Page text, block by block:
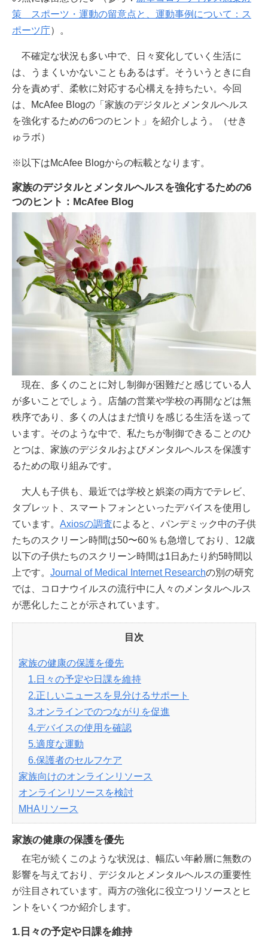
策 スポーツ・運動の留意点と、運動事例について：ス
ポーツ庁）。
不確定な状況も多い中で、日々変化していく生活に
は、うまくいかないこともあるはず。そういうときに自
分を責めず、柔軟に対応する心構えを持ちたい。今回
は、McAfee Blogの「家族のデジタルとメンタルヘルス
を強化するための6つのヒント」を紹介しよう。（せき
ゅラボ）
※以下はMcAfee Blogからの転載となります。
家族のデジタルとメンタルヘルスを強化するための6
つのヒント：McAfee Blog
現在、多くのことに対し制御が困難だと感じている人
が多いことでしょう。店舗の営業や学校の再開などは無
秩序であり、多くの人はまだ憤りを感じる生活を送って
います。そのような中で、私たちが制御できることのひ
とつは、家族のデジタルおよびメンタルヘルスを保護す
るための取り組みです。
大人も子供も、最近では学校と娯楽の両方でテレビ、
タブレット、スマートフォンといったデバイスを使用し
ています。 Axiosの調査によると、パンデミック中の子供
たちのスクリーン時間は50〜60％も急増しており、12歳
以下の子供たちのスクリーン時間は1日あたり約5時間以
上です。 Journal of Medical Internet Researchの別の研究
では、コロナウイルスの流行中に人々のメンタルヘルス
が悪化したことが示されています。
目次
家族の健康の保護を優先
1.日々の予定や日課を維持
2.正しいニュースを見分けるサポート
3.オンラインでのつながりを促進
4.デバイスの使用を確認
5.適度な運動
6.保護者のセルフケア
家族向けのオンラインリソース
オンラインリソースを検討
MHAリソース
家族の健康の保護を優先
在宅が続くこのような状況は、幅広い年齢層に無数の
影響を与えており、デジタルとメンタルヘルスの重要性
が注目されています。両方の強化に役立つリソースとヒ
ントをいくつか紹介します。
1.日々の予定や日課を維持